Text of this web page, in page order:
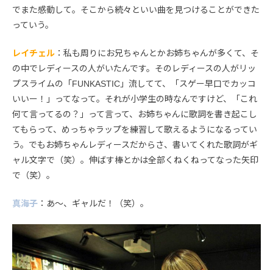
でまた感動して。そこから続々といい曲を見つけることができた
っていう。
レイチェル ：私も周りにお兄ちゃんとかお姉ちゃんが多くて、そ
の中でレディースの人がいたんです。そのレディースの人がリッ
プスライムの「FUNKASTIC」流してて、「スゲー早口でカッコ
いいー！」ってなって。それが小学生の時なんですけど、「これ
何て言ってるの？」って言って、お姉ちゃんに歌詞を書き起こし
てもらって、めっちゃラップを練習して歌えるようになるってい
う。でもお姉ちゃんレディースだからさ、書いてくれた歌詞がギ
ャル文字で（笑）。伸ばす棒とかは全部くねくねってなった矢印
で（笑）。
真海子 ：あ〜、ギャルだ！（笑）。